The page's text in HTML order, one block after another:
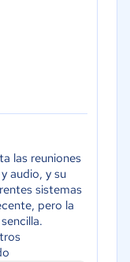
las reuniones
audio, y su
sistemas
pero la